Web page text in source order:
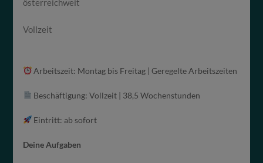
österreichweit
Vollzeit
Arbeitszeit: Montag bis Freitag | Geregelte Arbeitszeiten
Beschäftigung: Vollzeit | 38,5 Wochenstunden
Eintritt: ab sofort
Deine Aufgaben